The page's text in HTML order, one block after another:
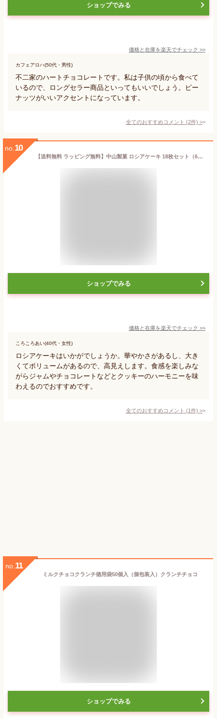
ショップでみる
価格と在庫を楽天でチェック >>
カフェアロハ(50代・男性)
不二家のハートチョコレートです。私は子供の頃から食べて
いるので、ロングセラー商品といってもいいでしょう。ピー
ナッツがいいアクセントになっています。
全てのおすすめコメント (2件) >
no. 10
【送料無料 ラッピング無料】中山製菓 ロシアケーキ 18枚セット（6種×3枚）お菓子 御中元 お中元 クッキー おかし 詰め合わせ スイーツセット 焼き菓子 洋菓子 アソート 個包装 お返し 食べ物 スイーツギフト お取り寄せ おしゃれ ギフト プレゼント 会社 ホワイトデー 本命
ショップでみる
価格と在庫を楽天でチェック >>
ころころあい(40代・女性)
ロシアケーキはいかがでしょうか。華やかさがあるし、大き
くてボリュームがあるので、高見えします。食感を楽しみな
がらジャムやチョコレートなどとクッキーのハーモニーを味
わえるのでおすすめです。
全てのおすすめコメント (1件) >
no. 11
ミルクチョコクランチ徳用袋50個入（個包装入）クランチチョコ
ショップでみる